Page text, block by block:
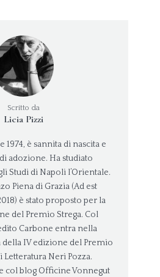
Scritto da
Licia Pizzi
1974, è sannita di nascita e
adozione. Ha studiato
Studi di Napoli l’Orientale.
Piena di Grazia (Ad est
è stato proposto per la
del Premio Strega. Col
Carbone entra nella
IV edizione del Premio
Letteratura Neri Pozza.
col blog Officine Vonnegut